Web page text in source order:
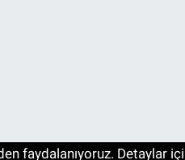
faydalanıyoruz. Detaylar